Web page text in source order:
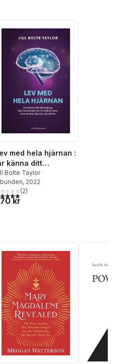
med hela hjärnan :
känna ditt
fyra
och ta
över dina
känslor och
Bolte Taylor
, 2022
utav 5 stjärnor. Totalt antal röster:
(2)
kr